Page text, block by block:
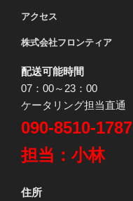
アクセス
株式会社フロンティア
配送可能時間
07：00～23：00
ケータリング担当直通
090-8510-1787
担当：小林
住所